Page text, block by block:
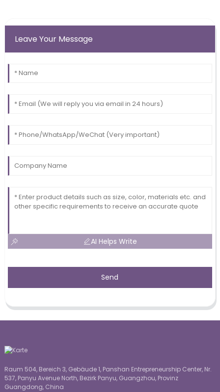
Leave Your Message
AI Helps Write
Send
Raum 504, Bereich 3, Gebäude 1, Panshan Entrepreneurship Center, Nr.
537, Panyu Avenue North, Bezirk Panyu, Guangzhou, Provinz
Guangdong, China